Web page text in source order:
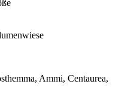
Ammi, Centaurea,